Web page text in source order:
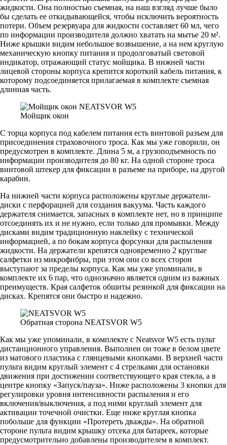
жидкости. Она полностью съемная, на наш взгляд лучше было
бы сделать ее откидывающейся, чтобы исключить вероятность
потери. Объем резервуара для жидкости составляет 60 мл, чего
по информации производителя должно хватать на мытье 20 м².
Ниже крышки видим небольшое возвышение, а на нем круглую
механическую кнопку питания и продолговатый световой
индикатор, отражающий статус мойщика. В нижней части
лицевой стороны корпуса крепится короткий кабель питания, к
которому подсоединяется прилагаемая в комплекте съемная
длинная часть.
Мойщик окон
С торца корпуса под кабелем питания есть винтовой разъем для
присоединения страховочного троса. Как мы уже говорили, он
предусмотрен в комплекте. Длина 5 м, а грузоподъемность по
информации производителя до 80 кг. На одной стороне троса
винтовой штекер для фиксации в разъеме на приборе, на другой
карабин.
На нижней части корпуса расположены круглые держатели-
диски с перфорацией для создания вакуума. Часть каждого
держателя снимается, запасных в комплекте нет, но в принципе
отсоединять их и не нужно, если только для промывки. Между
дисками видим традиционную наклейку с технической
информацией, а по бокам корпуса форсунки для распыления
жидкости. На держатели крепятся одновременно 2 круглые
салфетки из микрофибры, при этом они со всех сторон
выступают за пределы корпуса. Как мы уже упоминали, в
комплекте их 6 пар, что однозначно является одним из важных
преимуществ. Края салфеток обшиты резинкой для фиксации на
дисках. Крепятся они быстро и надежно.
Обратная сторона NEATSVOR W5
Как мы уже упоминали, в комплекте с Neatsvor W5 есть пульт
дистанционного управления. Выполнен он тоже в белом цвете
из матового пластика с глянцевыми кнопками. В верхней части
пульта видим круглый элемент с 4 стрелками для остановки
движения при достижении соответствующего края стекла, а в
центре кнопку «Запуск/пауза». Ниже расположены 3 кнопки для
регулировки уровня интенсивности распыления и его
включения/выключения, а под ними круглый элемент для
активации точечной очистки. Еще ниже круглая кнопка
побольше для функции «Протереть дважды». На обратной
стороне пульта видим крышку отсека для батареек, которые
предусмотрительно добавлены производителем в комплект.